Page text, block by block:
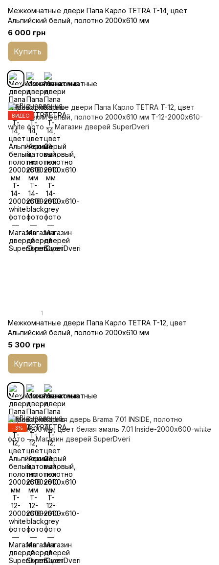
Межкомнатные двери Папа Карло TETRA T-14, цвет
Альпийский белый, полотно 2000х610 мм
6 000 грн
Купить
ВИДЕО
1
Межкомнатные двери Папа Карло TETRA T-12, цвет
Альпийский белый, полотно 2000х610 мм
5 300 грн
Купить
−3%